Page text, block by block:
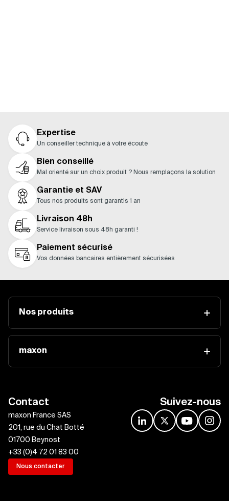
Expertise
Un conseiller technique à votre écoute
Bien conseillé
Mal orienté sur un choix produit ? Nous remplaçons la solution
Garantie et SAV
Tous nos produits sont garantis 1 an
Livraison 48h
Service livraison sous 48h garanti !
Paiement sécurisé
Vos données bancaires entièrement sécurisées
Nos produits
maxon
Contact
maxon France SAS
201, rue du Chat Botté
01700 Beynost
+33 (0)4 72 01 83 00
Nous contacter
Suivez-nous
linkedinx youtube